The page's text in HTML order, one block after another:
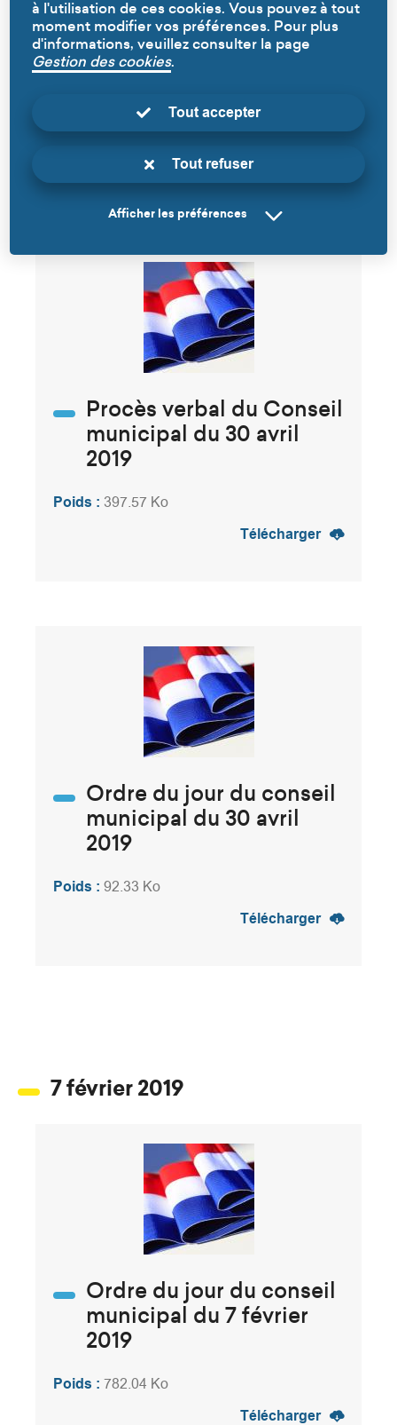
à l'utilisation de ces cookies. Vous pouvez à tout
moment modifier vos préférences. Pour plus
d'informations, veuillez consulter la page
Gestion des cookies.
Afficher les préférences
Tout accepter
Tout refuser
Poids :4.74 Mo
Télécharger
30 avril 2019
Procès verbal du Conseil
municipal du 30 avril
2019
Poids : 397.57 Ko
Télécharger
Ordre du jour du conseil
municipal du 30 avril
2019
Poids : 92.33 Ko
Télécharger
7 février 2019
Ordre du jour du conseil
municipal du 7 février
2019
Poids : 782.04 Ko
Télécharger